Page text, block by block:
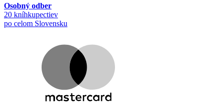
Osobný odber
20 kníhkupectiev
po celom Slovensku